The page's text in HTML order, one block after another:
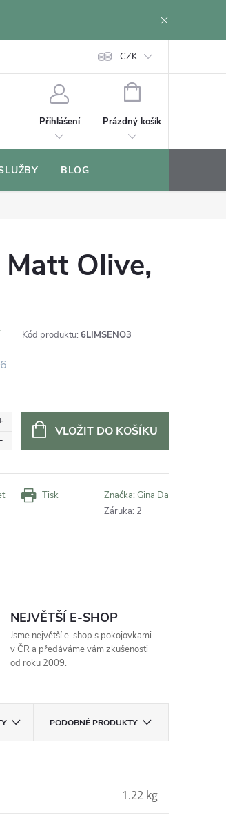
CZK
Přihlášení
NÁKUPNÍ
Prázdný košík
BLOG
Olive,
Kód produktu: 6LIMSENO3
VLOŽIT DO KOŠÍKU
Tisk Značka: Gina Da
Záruka: 2
NEJVĚTŠÍ E-SHOP
Jsme největší e-shop s pokojovkami
v ČR a předáváme vám zkušenosti
od roku 2009.
PODOBNÉ PRODUKTY
1.22 kg